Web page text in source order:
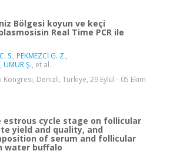
Bölgesi koyun ve keçi
Real Time PCR ile
S., PEKMEZCİ G. Z.,
, UMUR Ş., et al.
Denizli, Türkiye, 29 Eylül - 05 Ekim
estrous cycle stage on follicular
yield and quality, and
of serum and follicular
water buffalo